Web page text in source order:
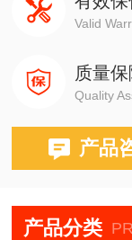
赛默飞
瓦里安3800系列
布鲁克
Valid
质量
Quality
产品
产品分类